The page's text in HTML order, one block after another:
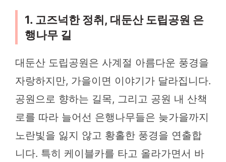
1. 고즈넉한 정취, 대둔산 도립공원 은
행나무 길
대둔산 도립공원은 사계절 아름다운 풍경을
자랑하지만, 가을이면 이야기가 달라집니다.
공원으로 향하는 길목, 그리고 공원 내 산책
로를 따라 늘어선 은행나무들은 늦가을까지
노란빛을 잃지 않고 황홀한 풍경을 연출합
니다. 특히 케이블카를 타고 올라가면서 바